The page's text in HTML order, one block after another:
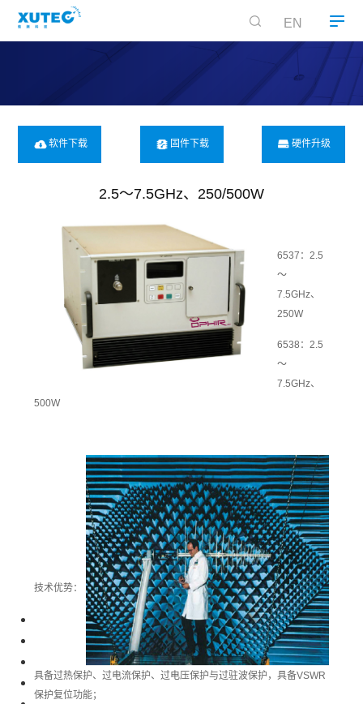
EN
2.5～7.5GHz、250/500W
6537：2.5
～
7.5GHz、
250W
6538：2.5
～
7.5GHz、
500W
技术优势：
具备过热保护、过电流保护、过电压保护与过驻波保护，具备VSWR
保护复位功能；
软件下载 固件下载 硬件升级